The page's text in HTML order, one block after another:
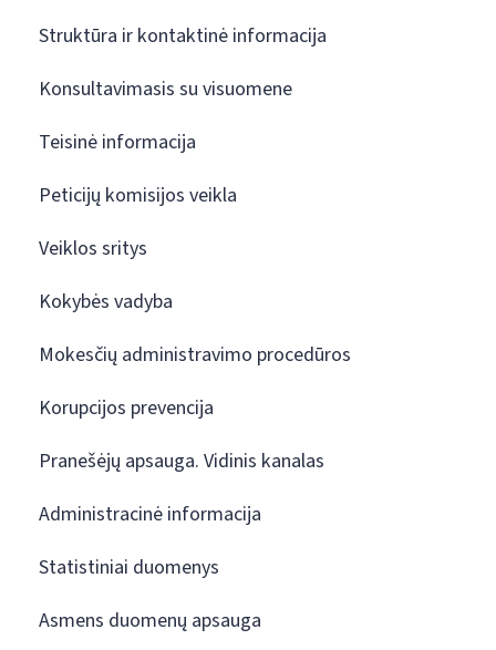
Struktūra ir kontaktinė informacija
Konsultavimasis su visuomene
Teisinė informacija
Peticijų komisijos veikla
Veiklos sritys
Kokybės vadyba
Mokesčių administravimo procedūros
Korupcijos prevencija
Pranešėjų apsauga. Vidinis kanalas
Administracinė informacija
Statistiniai duomenys
Asmens duomenų apsauga